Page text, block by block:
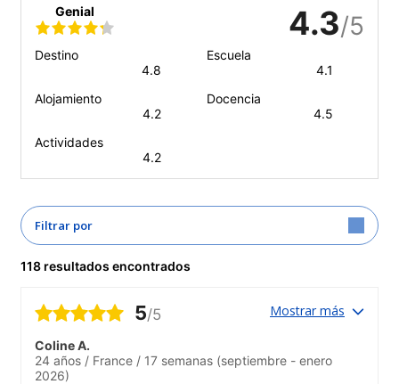
Genial 4.3/5
Destino
4.8
Escuela
4.1
Alojamiento
4.2
Docencia
4.5
Actividades
4.2
Filtrar por
118 resultados encontrados
5/5 Mostrar más
Coline A.
24 años / France / 17 semanas (septiembre - enero
2026)